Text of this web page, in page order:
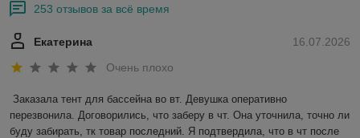
253 отзывов за всё время
16.07.2026
Екатерина
Очень плохо
Заказала тент для бассейна во вт. Девушка оперативно
перезвонила. Договорились, что заберу в чт. Она уточнила, точно ли
буду забирать, тк товар последний. Я подтвердила, что в чт после